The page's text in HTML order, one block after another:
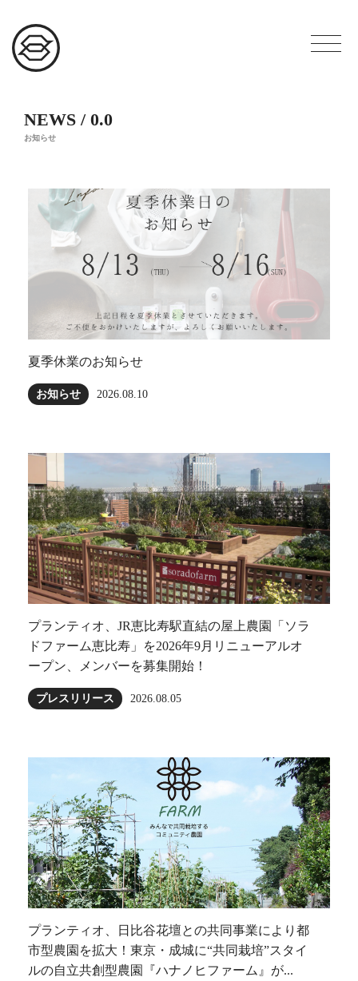
NEWS / 0.0
お知らせ
夏季休業のお知らせ
お知らせ 2026.08.10
プランティオ、JR恵比寿駅直結の屋上農園「ソラ
ドファーム恵比寿」を2026年9月リニューアルオ
ープン、メンバーを募集開始！
プレスリリース 2026.08.05
プランティオ、日比谷花壇との共同事業により都
市型農園を拡大！東京・成城に“共同栽培”スタイ
ルの自立共創型農園『ハナノヒファーム』が...